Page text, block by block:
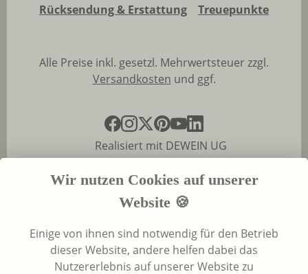
Rücksendung & Erstattung
Treuepunkte
Alle Preise inkl. gesetzl. Mehrwertsteuer zzgl.
Versandkosten und ggf.
Realisiert mit DEWEIN UG
Wir nutzen Cookies auf unserer
Website 🍪
Einige von ihnen sind notwendig für den Betrieb
dieser Website, andere helfen dabei das
Nutzererlebnis auf unserer Website zu